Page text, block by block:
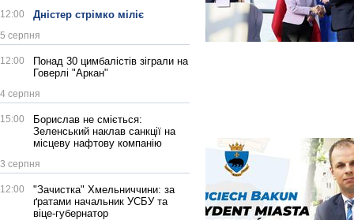
12:00 Дністер стрімко міліє
5 серпня
12:00
Понад 30 цимбалістів зіграли на
Говерлі "Аркан"
4 серпня
15:00
Борислав не сміється:
Зеленський наклав санкції на
місцеву нафтову компанію
3 серпня
12:00
"Зачистка" Хмельниччини: за
ґратами начальник УСБУ та
віце-губернатор